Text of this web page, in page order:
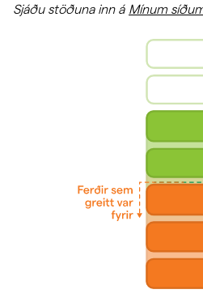
Sjáðu stöðuna inn á Mínum